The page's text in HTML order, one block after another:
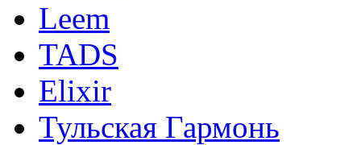
Leem
TADS
Elixir
Тульская Гармонь